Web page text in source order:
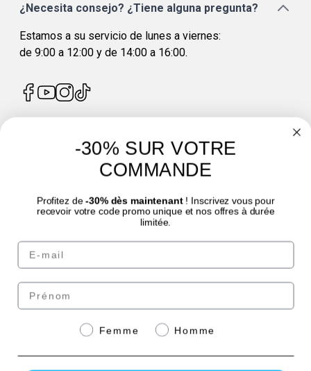
¿Necesita consejo? ¿Tiene alguna pregunta?
Estamos a su servicio de lunes a viernes:
de 9:00 a 12:00 y de 14:00 a 16:00.
4.7/5
© Laboratoire des GRANIONS 2026 | Pago seguro | *Norma AFNOR NF EN 17444.
-30% SUR VOTRE
COMMANDE
Profitez de -30% dès maintenant! Inscrivez vous pour
recevoir votre code promo unique et nos offres à durée
limitée.
Email
Prénom
GenreFemme Homme